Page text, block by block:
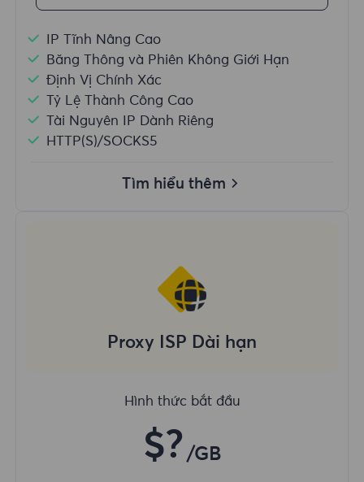
IP Tĩnh Nâng Cao
Băng Thông và Phiên Không Giới Hạn
Định Vị Chính Xác
Tỷ Lệ Thành Công Cao
Tài Nguyên IP Dành Riêng
HTTP(S)/SOCKS5
Tìm hiểu thêm
Proxy ISP Dài hạn
Hình thức bắt đầu
$? /GB